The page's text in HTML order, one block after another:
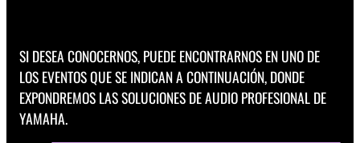
SI DESEA CONOCERNOS, PUEDE ENCONTRARNOS EN UNO DE
LOS EVENTOS QUE SE INDICAN A CONTINUACIÓN, DONDE
EXPONDREMOS LAS SOLUCIONES DE AUDIO PROFESIONAL DE
YAMAHA.